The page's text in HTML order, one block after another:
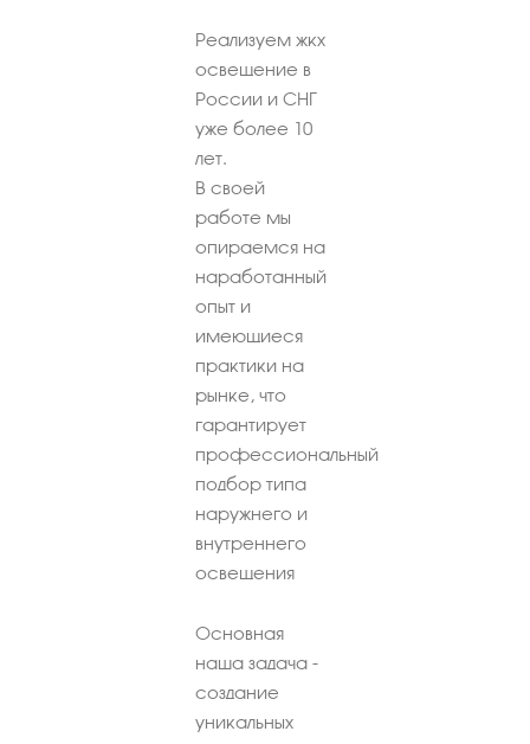
Реализуем жкх
освещение в
России и СНГ
уже более 10
лет.
В своей
работе мы
опираемся на
наработанный
опыт и
имеющиеся
практики на
рынке, что
гарантирует
профессиональный
подбор типа
наружнего и
внутреннего
освещения
Основная
наша задача -
создание
уникальных